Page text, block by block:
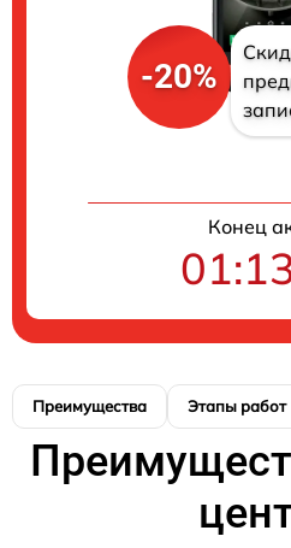
-20%
Конец
Преимущества Этапы работ